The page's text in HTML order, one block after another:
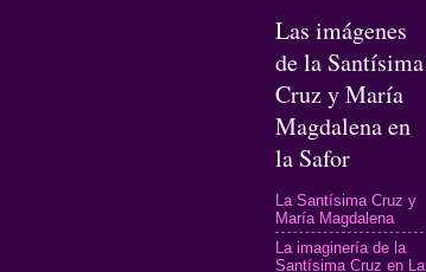
Las imágenes
de la Santísima
Cruz y María
Magdalena en
la Safor
La Santísima Cruz y
María Magdalena
La imaginería de la
Santísima Cruz en La